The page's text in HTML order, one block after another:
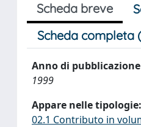
Scheda breve
Scheda completa
Anno di pubblicazione
1999
Appare nelle tipologie:
02.1 Contributo in